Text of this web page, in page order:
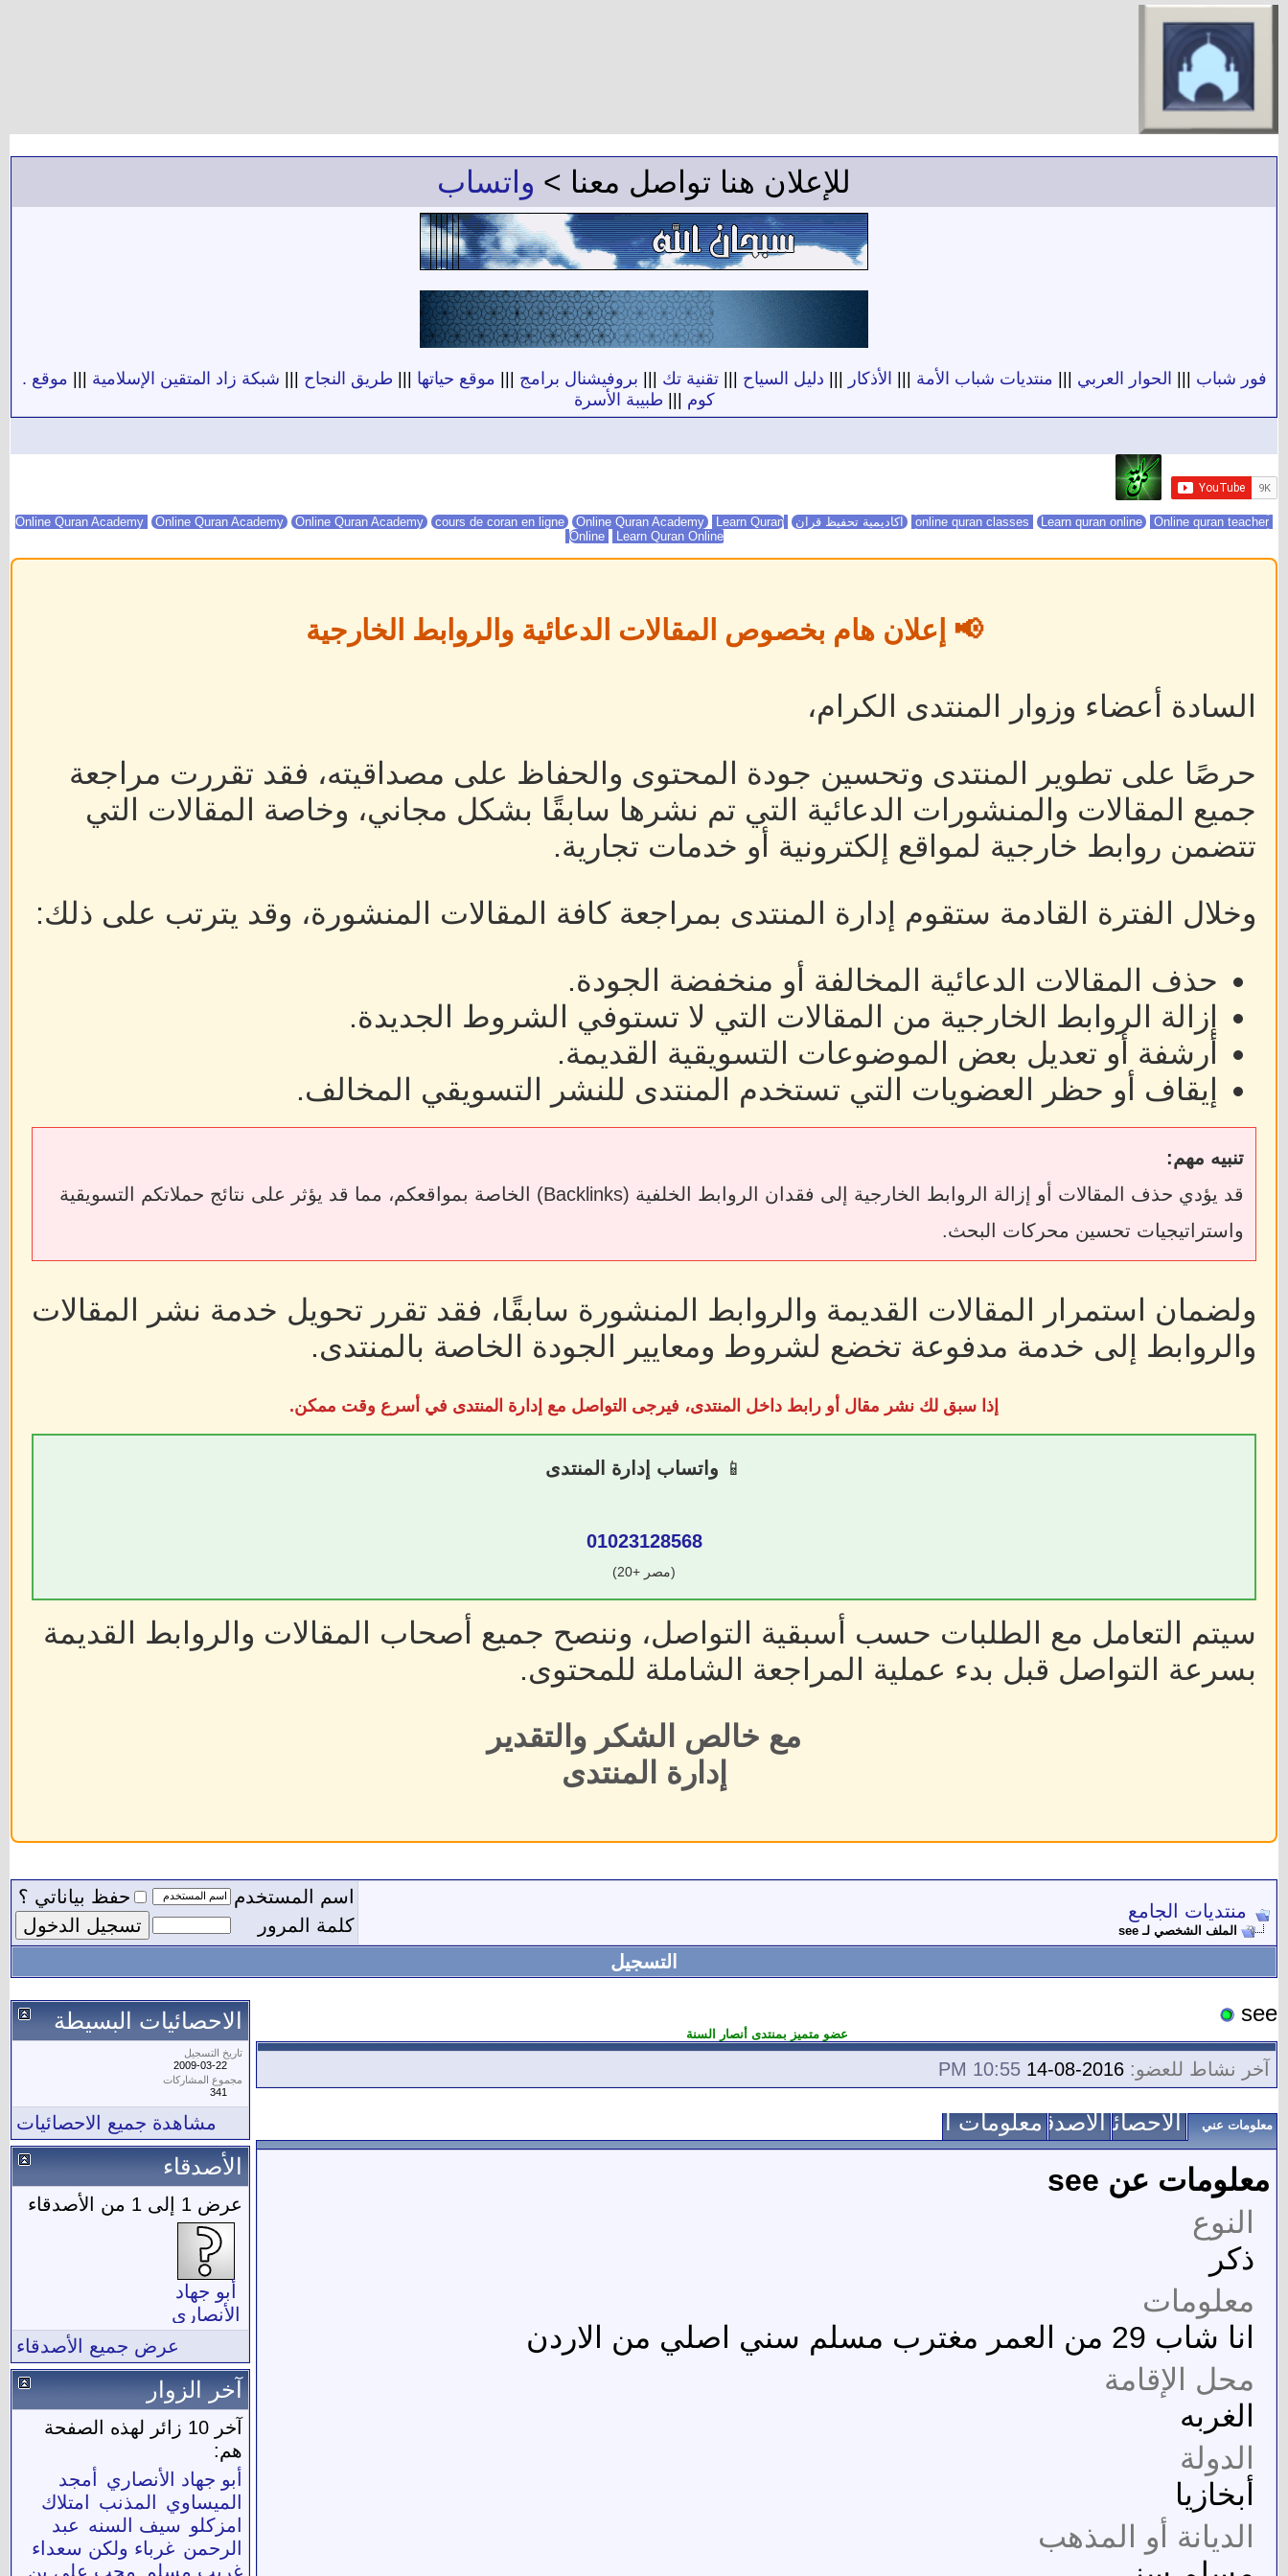
للإعلان هنا تواصل معنا > واتساب
فور شباب الحوار العربي منتديات شباب الأمة الأذكار دليل السياح |||تقنية تك بروفيشنال برامج موقع حياتها طريق النجاح شبكة زاد المتقين الإسلامية
موقع .
كوم
طبيبة الأسرة
Learn quran online Online quran teacher اكاديمية تحفيظ قران Online Quran Academy Online Quran Academy cours de coran en ligne Online Quran Academy
Learn Quran
Online
Learn Quran Online
📢 إعلان هام بخصوص المقالات الدعائية والروابط الخارجية
السادة أعضاء وزوار المنتدى الكرام،
حرصًا على تطوير المنتدى وتحسين جودة المحتوى والحفاظ على مصداقيته، فقد تقررت مراجعة
جميع المقالات والمنشورات الدعائية التي تم نشرها سابقًا بشكل مجاني، وخاصة المقالات التي
تتضمن روابط خارجية لمواقع إلكترونية أو خدمات تجارية.
وخلال الفترة القادمة ستقوم إدارة المنتدى بمراجعة كافة المقالات المنشورة، وقد يترتب على ذلك:
حذف المقالات الدعائية المخالفة أو منخفضة الجودة.
إزالة الروابط الخارجية من المقالات التي لا تستوفي الشروط الجديدة.
أرشفة أو تعديل بعض الموضوعات التسويقية القديمة.
إيقاف أو حظر العضويات التي تستخدم المنتدى للنشر التسويقي المخالف.
تنبيه مهم:
قد يؤدي حذف المقالات أو إزالة الروابط الخارجية إلى فقدان الروابط الخلفية (Backlinks) الخاصة بمواقعكم، مما قد يؤثر على نتائج حملاتكم التسويقية
واستراتيجيات تحسين محركات البحث.
ولضمان استمرار المقالات القديمة والروابط المنشورة سابقًا، فقد تقرر تحويل خدمة نشر المقالات
والروابط إلى خدمة مدفوعة تخضع لشروط ومعايير الجودة الخاصة بالمنتدى.
إذا سبق لك نشر مقال أو رابط داخل المنتدى، فيرجى التواصل مع إدارة المنتدى في أسرع وقت ممكن.
📱 واتساب إدارة المنتدى
01023128568
(مصر +20)
سيتم التعامل مع الطلبات حسب أسبقية التواصل، وننصح جميع أصحاب المقالات والروابط القديمة
بسرعة التواصل قبل بدء عملية المراجعة الشاملة للمحتوى.
مع خالص الشكر والتقدير
إدارة المنتدى
منتديات الجامع
الملف الشخصي لـ see
اسم المستخدم
حفظ بياناتي ؟
كلمة المرور
التسجيل
see
عضو متميز بمنتدى أنصار السنة
آخر نشاط للعضو: 10:55 PM
معلومات عني الاحصائياتالأصدقاءمعلومات الاتصال
معلومات عن see
النوع
ذكر
معلومات
انا شاب 29 من العمر مغترب مسلم سني اصلي من الاردن
محل الإقامة
الغربه
الدولة
أبخازيا
الديانة أو المذهب
الاحصائيات البسيطة
تاريخ التسجيل
2009-03-22
مجموع المشاركات
341
مشاهدة جميع الاحصائيات
الأصدقاء
عرض 1 إلى 1 من الأصدقاء
أبو جهاد
الأنصاري
عرض جميع الأصدقاء
آخر الزوار
آخر 10 زائر لهذه الصفحة
هم:
أبو جهاد الأنصاري
أمجد
الميساوي
المذنب
امتلاك
امزكلو سيف السنه عبد
الرحمن غرباء ولكن سعداء
غريب مسلم
محب علي بن